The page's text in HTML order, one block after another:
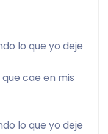
lo que yo deje
lo que yo deje